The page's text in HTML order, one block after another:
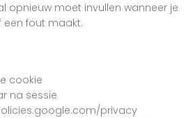
opnieuw moet invullen wanneer je
fout maakt.
cookie
na sessie
privacy